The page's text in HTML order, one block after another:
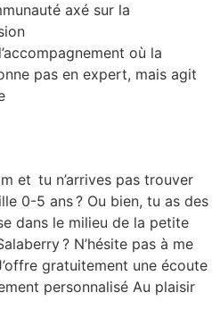
axé sur la
où la
pas en expert, mais agit
et tu n’arrives pas trouver
0-5 ans ? Ou bien, tu as des
dans le milieu de la petite
? N’hésite pas à me
gratuitement une écoute
personnalisé Au plaisir